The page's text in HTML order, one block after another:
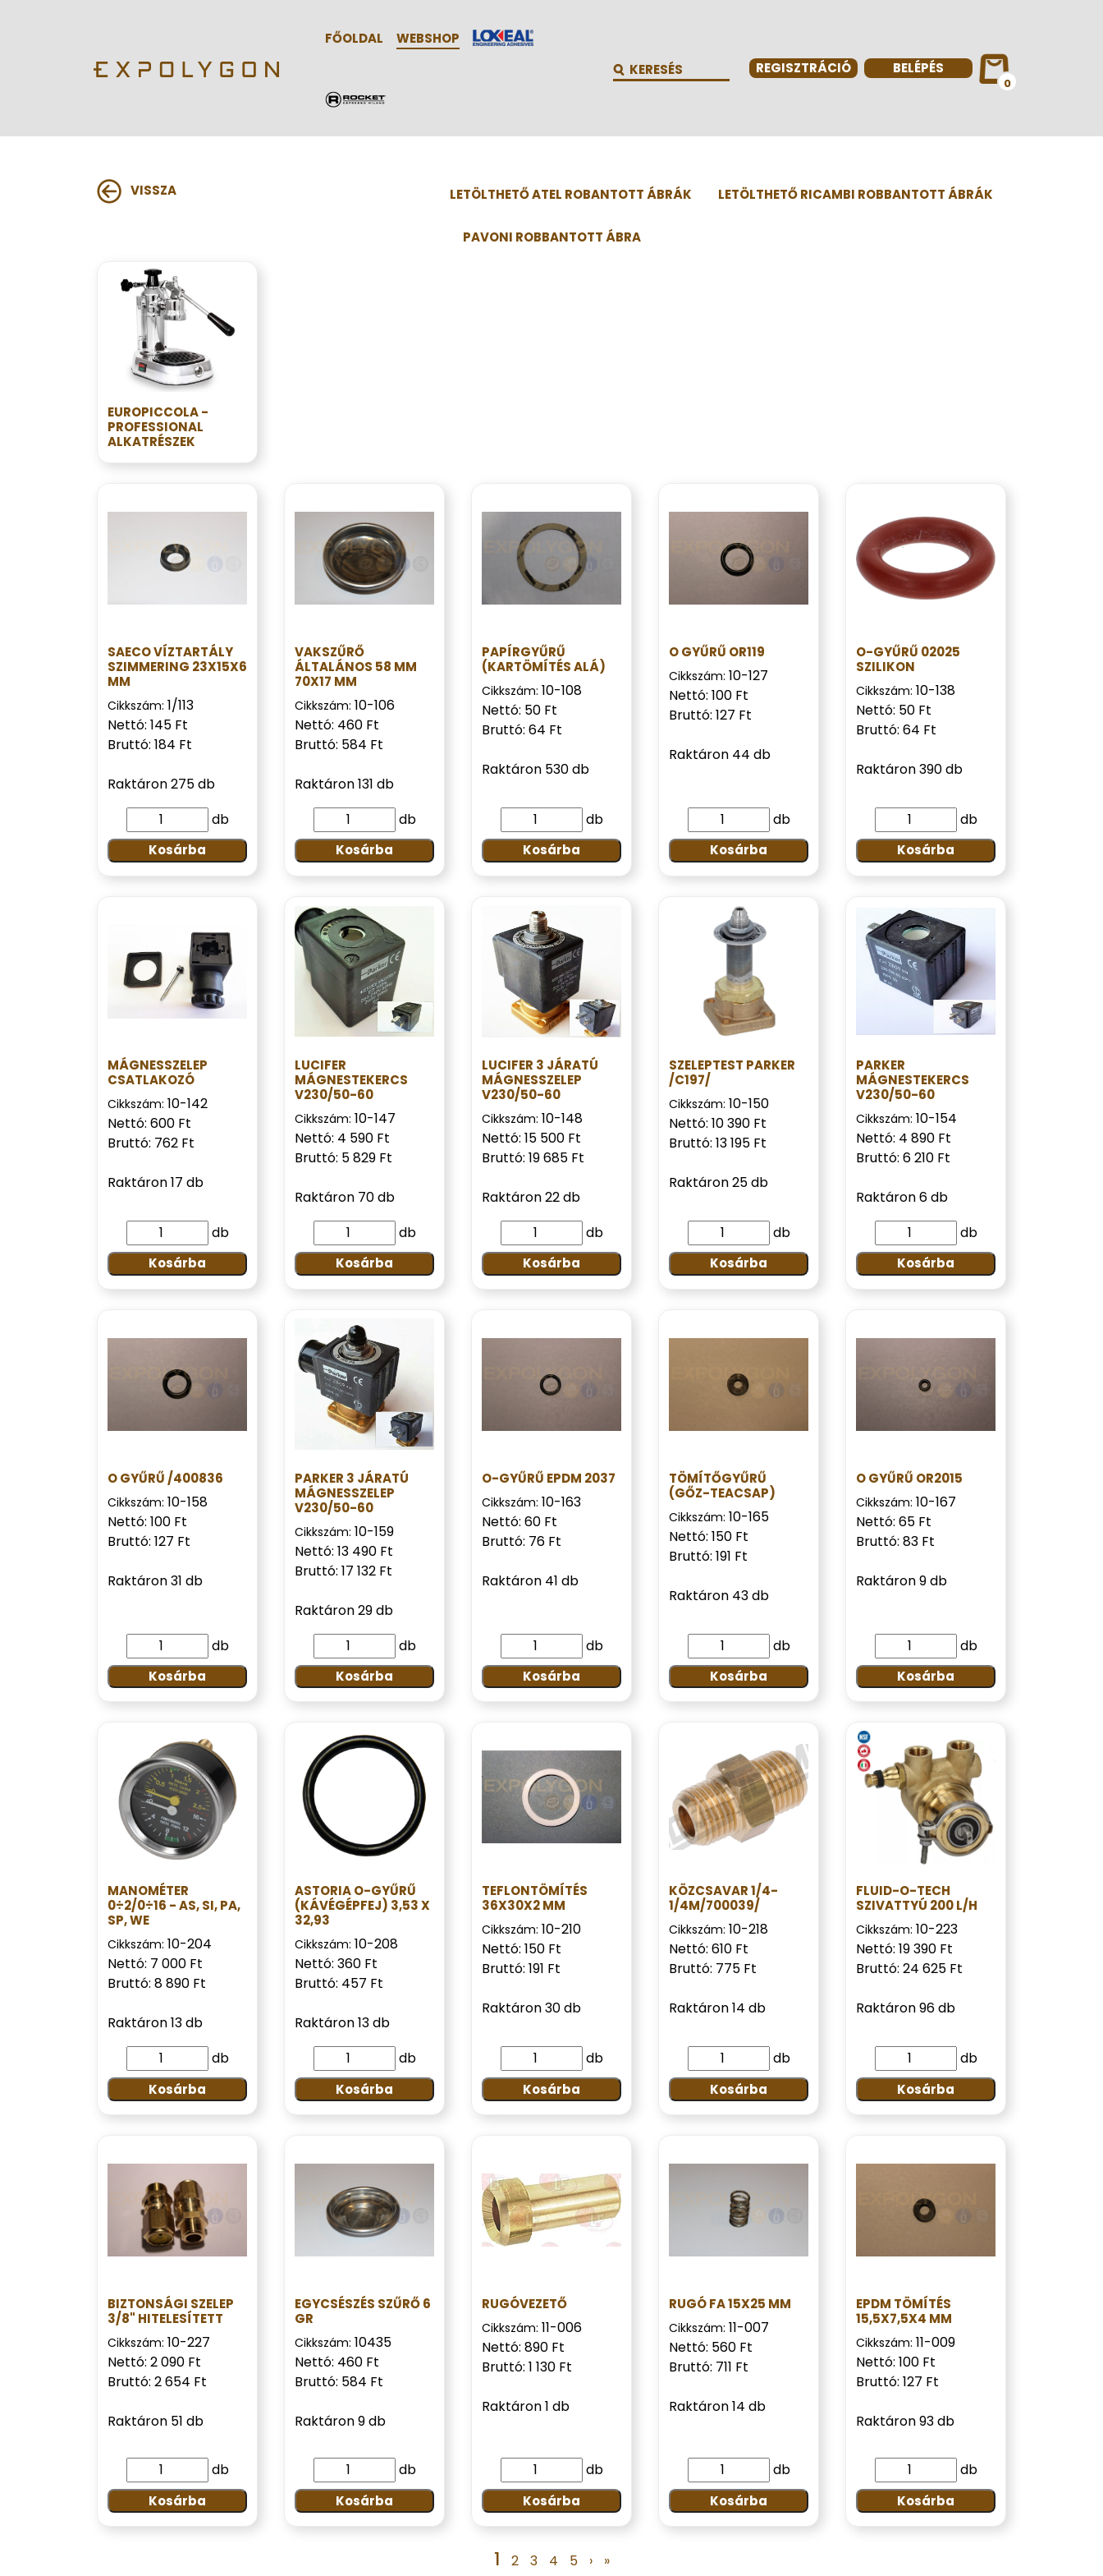
FŐOLDAL
WEBSHOP
REGISZTRÁCIÓ
BELÉPÉS
0
VISSZA LETÖLTHETŐ ATEL ROBANTOTT ÁBRÁK LETÖLTHETŐ RICAMBI ROBBANTOTT ÁBRÁK
PAVONI ROBBANTOTT ÁBRA
EUROPICCOLA -
PROFESSIONAL
ALKATRÉSZEK
SAECO VÍZTARTÁLY
SZIMMERING 23X15X6
MM
Cikkszám: 1/113
Nettó: 145 Ft
Bruttó: 184 Ft
Raktáron 275 db
db
Kosárba
VAKSZŰRŐ
ÁLTALÁNOS 58 MM
70X17 MM
Cikkszám: 10-106
Nettó: 460 Ft
Bruttó: 584 Ft
Raktáron 131 db
db
Kosárba
PAPÍRGYŰRŰ
(KARTÖMÍTÉS ALÁ)
Cikkszám: 10-108
Nettó: 50 Ft
Bruttó: 64 Ft
Raktáron 530 db
db
Kosárba
O GYŰRŰ OR119
Cikkszám: 10-127
Nettó: 100 Ft
Bruttó: 127 Ft
Raktáron 44 db
db
Kosárba
O-GYŰRŰ 02025
SZILIKON
Cikkszám: 10-138
Nettó: 50 Ft
Bruttó: 64 Ft
Raktáron 390 db
db
Kosárba
MÁGNESSZELEP
CSATLAKOZÓ
Cikkszám: 10-142
Nettó: 600 Ft
Bruttó: 762 Ft
Raktáron 17 db
db
Kosárba
LUCIFER
MÁGNESTEKERCS
V230/50-60
Cikkszám: 10-147
Nettó: 4 590 Ft
Bruttó: 5 829 Ft
Raktáron 70 db
db
Kosárba
LUCIFER 3 JÁRATÚ
MÁGNESSZELEP
V230/50-60
Cikkszám: 10-148
Nettó: 15 500 Ft
Bruttó: 19 685 Ft
Raktáron 22 db
db
Kosárba
SZELEPTEST PARKER
/C197/
Cikkszám: 10-150
Nettó: 10 390 Ft
Bruttó: 13 195 Ft
Raktáron 25 db
db
Kosárba
PARKER
MÁGNESTEKERCS
V230/50-60
Cikkszám: 10-154
Nettó: 4 890 Ft
Bruttó: 6 210 Ft
Raktáron 6 db
db
Kosárba
O GYŰRŰ /400836
Cikkszám: 10-158
Nettó: 100 Ft
Bruttó: 127 Ft
Raktáron 31 db
db
Kosárba
PARKER 3 JÁRATÚ
MÁGNESSZELEP
V230/50-60
Cikkszám: 10-159
Nettó: 13 490 Ft
Bruttó: 17 132 Ft
Raktáron 29 db
db
Kosárba
O-GYŰRŰ EPDM 2037
Cikkszám: 10-163
Nettó: 60 Ft
Bruttó: 76 Ft
Raktáron 41 db
db
Kosárba
TÖMÍTŐGYŰRŰ
(GŐZ-TEACSAP)
Cikkszám: 10-165
Nettó: 150 Ft
Bruttó: 191 Ft
Raktáron 43 db
db
Kosárba
O GYŰRŰ OR2015
Cikkszám: 10-167
Nettó: 65 Ft
Bruttó: 83 Ft
Raktáron 9 db
db
Kosárba
MANOMÉTER
0÷2/0÷16 - AS, SI, PA,
SP, WE
Cikkszám: 10-204
Nettó: 7 000 Ft
Bruttó: 8 890 Ft
Raktáron 13 db
db
Kosárba
ASTORIA O-GYŰRŰ
(KÁVÉGÉPFEJ) 3,53 X
32,93
Cikkszám: 10-208
Nettó: 360 Ft
Bruttó: 457 Ft
Raktáron 13 db
db
Kosárba
TEFLONTÖMÍTÉS
36X30X2 MM
Cikkszám: 10-210
Nettó: 150 Ft
Bruttó: 191 Ft
Raktáron 30 db
db
Kosárba
KÖZCSAVAR 1/4-
1/4M/700039/
Cikkszám: 10-218
Nettó: 610 Ft
Bruttó: 775 Ft
Raktáron 14 db
db
Kosárba
FLUID-O-TECH
SZIVATTYÚ 200 L/H
Cikkszám: 10-223
Nettó: 19 390 Ft
Bruttó: 24 625 Ft
Raktáron 96 db
db
Kosárba
BIZTONSÁGI SZELEP
3/8" HITELESÍTETT
Cikkszám: 10-227
Nettó: 2 090 Ft
Bruttó: 2 654 Ft
Raktáron 51 db
db
Kosárba
EGYCSÉSZÉS SZŰRŐ 6
GR
Cikkszám: 10435
Nettó: 460 Ft
Bruttó: 584 Ft
Raktáron 9 db
db
Kosárba
RUGÓVEZETŐ
Cikkszám: 11-006
Nettó: 890 Ft
Bruttó: 1 130 Ft
Raktáron 1 db
db
Kosárba
RUGÓ FA 15X25 MM
Cikkszám: 11-007
Nettó: 560 Ft
Bruttó: 711 Ft
Raktáron 14 db
db
Kosárba
EPDM TÖMÍTÉS
15,5X7,5X4 MM
Cikkszám: 11-009
Nettó: 100 Ft
Bruttó: 127 Ft
Raktáron 93 db
db
Kosárba
1 2 3 4 5 › »